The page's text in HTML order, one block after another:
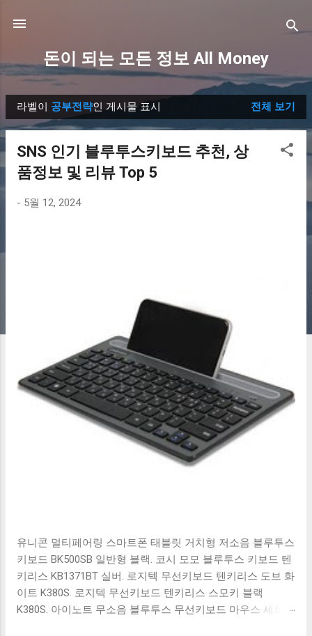
돈이 되는 모든 정보 All Money
글
라벨이 공부전략인 게시물 표시 전체 보기
SNS 인기 블루투스키보드 추천, 상
품정보 및 리뷰 Top 5
- 5월 12, 2024
유니콘 멀티페어링 스마트폰 태블릿 거치형 저소음 블루투스
키보드 BK500SB 일반형 블랙. 코시 모모 블루투스 키보드 텐
키리스 KB1371BT 실버. 로지텍 무선키보드 텐키리스 도브 화
이트 K380S. 로지텍 무선키보드 텐키리스 스모키 블랙
K380S. 아이노트 무소음 블루투스 무선키보드 마우스 세트